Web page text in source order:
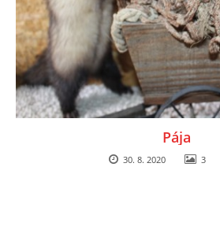
Pája
30. 8. 2020 3